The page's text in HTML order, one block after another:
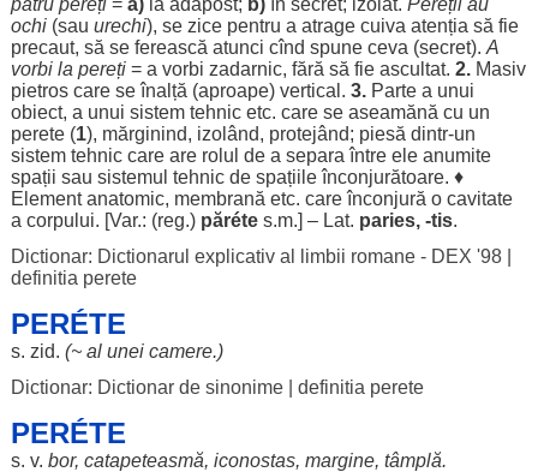
patru pereți= a)la adăpost; b)în secret; izolat. Perețiiau
ochi(sau urechi), se zice pentru a atragecuiva atenția să fie
precaut, să se ferească atunci cînd spuneceva (secret). A
vorbila pereți= a vorbi zadarnic, fără să fie ascultat. 2. Masiv
pietroscare seînalță (aproape) vertical . 3. Partea unui
obiect, a unui sistem tehnicetc. care se aseamănă cu un
perete (1), mărginind, izolând, protejând; piesă dintr-un
sistem tehniccare are rolul de a separa între ele anumite
spații sau sistemul tehnicde spațiile înconjurătoare. ♦
Element anatomic, membrană etc. careînconjură o cavitate
a corpului. [Var.: (reg.) părétes.m.] – Lat. paries, -tis.
Dictionar: Dictionarul explicativ al limbii romane - DEX '98|
definitia perete
PERÉTE
s. zid. (~ al unei camere.)
Dictionar: Dictionar de sinonime| definitia perete
PERÉTE
s. v. bor, catapeteasmă, iconostas, margine, tâmplă.